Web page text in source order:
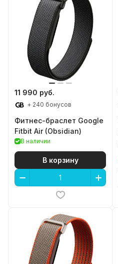
11 990 руб.
+ 240 бонусов
Фитнес-браслет Google
Fitbit Air (Obsidian)
В наличии
В корзину